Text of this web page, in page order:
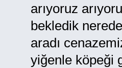
arıyoruz
bekledik
aradı
yiğenle köpeği